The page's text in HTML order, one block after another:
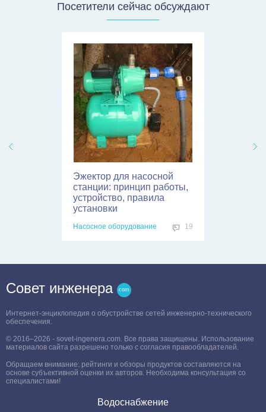
Посетители сейчас обсуждают
Эжектор для насосной
станции: принцип работы,
устройство, правила
установки
Насосное оборудование 19
Совет инженера
Интернет-энциклопедия о обустройстве сетей инженерно-технического
обеспечения.
© 2016–2026 - sovet-ingenera.com. Все права защищены. Использование
материалов сайта разрешено только с согласия правообладателей.
Обращаем внимание: рейтинги и обзоры продуктов составляются на
основе субъективной оценки их авторов. Необходима консультация со
специалистами!
Водоснабжение